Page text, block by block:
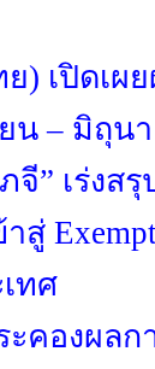
) เปิดเผ
น – มิถุน
” เร่งส
าสู่
ทศ
คองผลก